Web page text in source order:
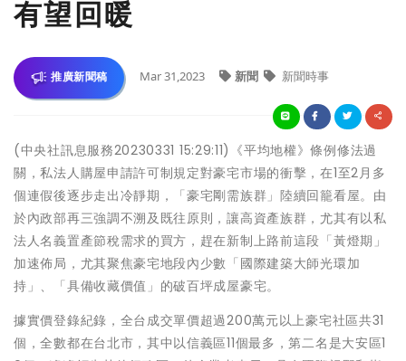
有望回暖
推廣新聞稿 Mar 31,2023 新聞 新聞時事
(中央社訊息服務20230331 15:29:11)《平均地權》條例修法過
關，私法人購屋申請許可制規定對豪宅市場的衝擊，在1至2月多
個連假後逐步走出冷靜期，「豪宅剛需族群」陸續回籠看屋。由
於內政部再三強調不溯及既往原則，讓高資產族群，尤其有以私
法人名義置產節稅需求的買方，趕在新制上路前這段「黃燈期」
加速佈局，尤其聚焦豪宅地段內少數「國際建築大師光環加
持」、「具備收藏價值」的破百坪成屋豪宅。
據實價登錄紀錄，全台成交單價超過200萬元以上豪宅社區共31
個，全數都在台北市，其中以信義區11個最多，第二名是大安區1